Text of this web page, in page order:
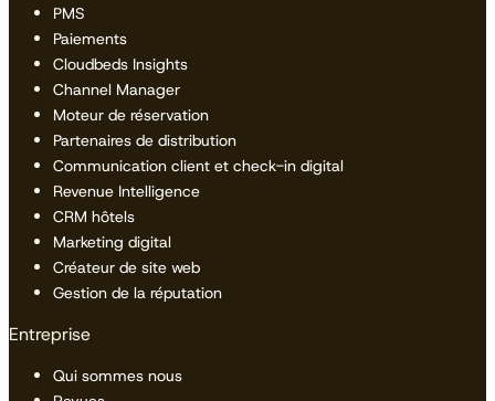
PMS
Paiements
Cloudbeds Insights
Channel Manager
Moteur de réservation
Partenaires de distribution
Communication client et check-in digital
Revenue Intelligence
CRM hôtels
Marketing digital
Créateur de site web
Gestion de la réputation
Entreprise
Qui sommes nous